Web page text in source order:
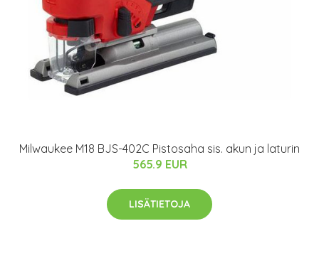
Milwaukee M18 BJS-402C Pistosaha sis. akun ja laturin
565.9 EUR
LISÄTIETOJA